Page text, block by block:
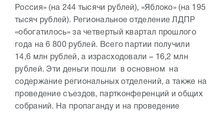
Россия» (на 244 тысячи рублей), «Яблоко» (на 195
тысяч рублей). Региональное отделение ЛДПР
«обогатилось» за четвертый квартал прошлого
года на 6 800 рублей. Всего партии получили
14,6 млн рублей, а израсходовали – 16,2 млн
рублей. Эти деньги пошли в основном на
содержание региональных отделений, а также на
проведение съездов, партконференций и общих
собраний. На пропаганду и на проведение